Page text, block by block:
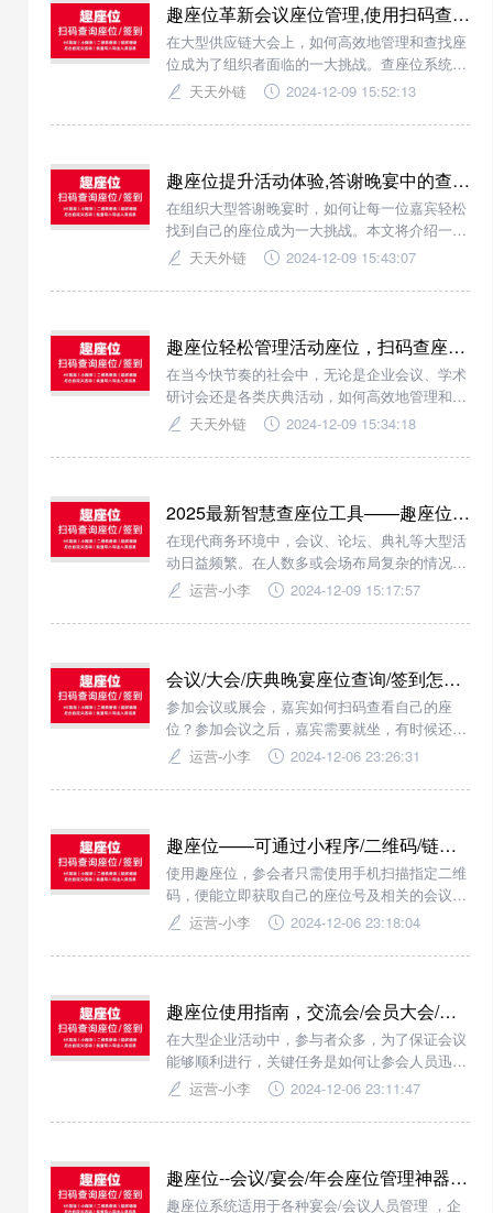
趣座位革新会议座位管理,使用扫码查座位轻松管理供应链大会
在大型供应链大会上，如何高效地管理和查找座
位成为了组织者面临的一大挑战。查座位系统提
供了一种全新的解决方案，通过微信扫码即可快
验和大会的组织效率。
天天外链 2024-12-09 15:52:13
趣座位提升活动体验,答谢晚宴中的查座位系统应用指南
在组织大型答谢晚宴时，如何让每一位嘉宾轻松
找到自己的座位成为一大挑战。本文将介绍一种
高效的解决方案——查座位系统，通过微信扫码
性和参与感。
天天外链 2024-12-09 15:43:07
趣座位轻松管理活动座位，扫码查座位让年终会议活动更加有序
在当今快节奏的社会中，无论是企业会议、学术
研讨会还是各类庆典活动，如何高效地管理和分
配座位成为了活动组织者面临的一大挑战。传统
错，影响参会人员的体验。为了帮助解决这一问
台的智能座位管理系统，旨在通过科技手段简化
天天外链 2024-12-09 15:34:18
2025最新智慧查座位工具——趣座位，快速扫码签到/查询座位
在现代商务环境中，会议、论坛、典礼等大型活
动日益频繁。在人数多或会场布局复杂的情况
下，嘉宾往往难以及时找到自己的座位，“趣座
程简单快捷，避免了传统纸质名单查找的繁琐与
运营-小李 2024-12-09 15:17:57
会议/大会/庆典晚宴座位查询/签到怎么弄？趣座位轻松实现扫码查座位
参加会议或展会，嘉宾如何扫码查看自己的座
位？参加会议之后，嘉宾需要就坐，有时候还需
要分区域的就坐。“趣座位”能够让每一位嘉宾通
运营-小李 2024-12-06 23:26:31
趣座位——可通过小程序/二维码/链接查询会议座位安排
使用趣座位，参会者只需使用手机扫描指定二维
码，便能立即获取自己的座位号及相关的会议信
息。简化了参会流程，减少了排队等候的时间，
运营-小李 2024-12-06 23:18:04
趣座位使用指南，交流会/会员大会/论坛峰会嘉宾扫码查座位/桌位
在大型企业活动中，参与者众多，为了保证会议
能够顺利进行，关键任务是如何让参会人员迅速
找到自己的座位，避免浪费时间。传统的做法往
错。针对这一痛点，“趣座位”以扫码技术为核
运营-小李 2024-12-06 23:11:47
趣座位--会议/宴会/年会座位管理神器，轻松扫码查座位
趣座位系统适用于各种宴会/会议人员管理 ，企